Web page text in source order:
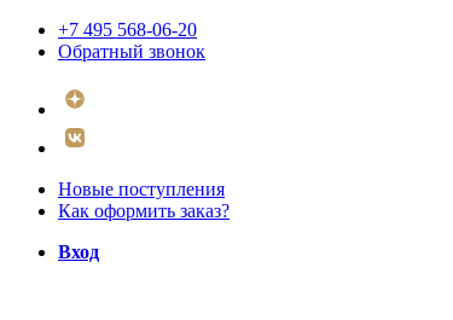
+7 495 568-06-20
Обратный звонок
Новые поступления
Как оформить заказ?
Вход